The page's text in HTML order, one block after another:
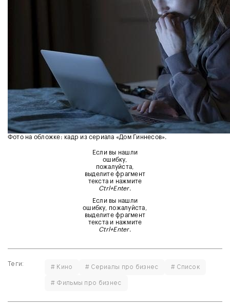
Фото на обложке: кадр из сериала «Дом Гиннесов».
Если вы нашли
ошибку,
пожалуйста,
выделите фрагмент
текста и нажмите
Ctrl+Enter.
Если вы нашли
ошибку, пожалуйста,
выделите фрагмент
текста и нажмите
Ctrl+Enter.
Теги: # Кино # Сериалы про бизнес
# Список
# Фильмы про бизнес